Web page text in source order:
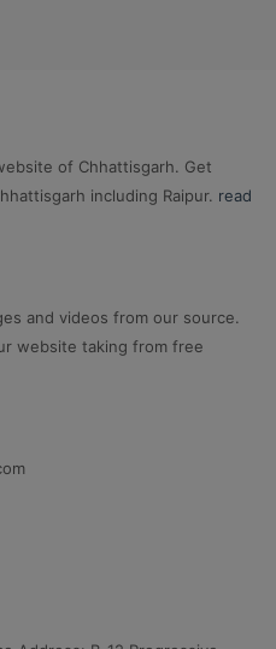
of Chhattisgarh. Get
including Raipur. read
and videos from our source.
website taking from free